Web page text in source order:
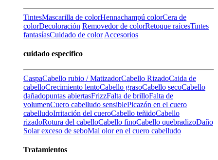
TintesMascarilla de colorHennachampú colorCera de
colorDecoloración Removedor de colorRetoque raícesTintes
fantasíasCuidado de color Accesorios
cuidado especifico
CaspaCabello rubio / MatizadorCabello RizadoCaida de
cabelloCrecimiento lentoCabello grasoCabello secoCabello
dañadopuntas abiertasFrizzFalta de brilloFalta de
volumenCuero cabelludo sensiblePicazón en el cuero
cabelludoIrritación del cueroCabello teñidoCabello
rizadoRotura del cabelloCabello finoCabello quebradizoDaño
Solarexceso de seboMal olor en el cuero cabelludo
Tratamientos